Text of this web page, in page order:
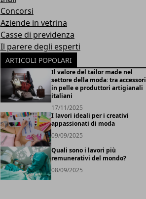
Concorsi
Aziende in vetrina
Casse di previdenza
Il parere degli esperti
ARTICOLI POPOLARI
Il valore del tailor made nel
settore della moda: tra accessori
in pelle e produttori artigianali
italiani
17/11/2025
I lavori ideali per i creativi
appassionati di moda
09/09/2025
Quali sono i lavori più
remunerativi del mondo?
08/09/2025